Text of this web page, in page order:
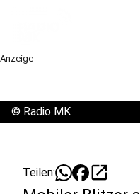
Anzeige
© Radio MK
Teilen: open_in_new